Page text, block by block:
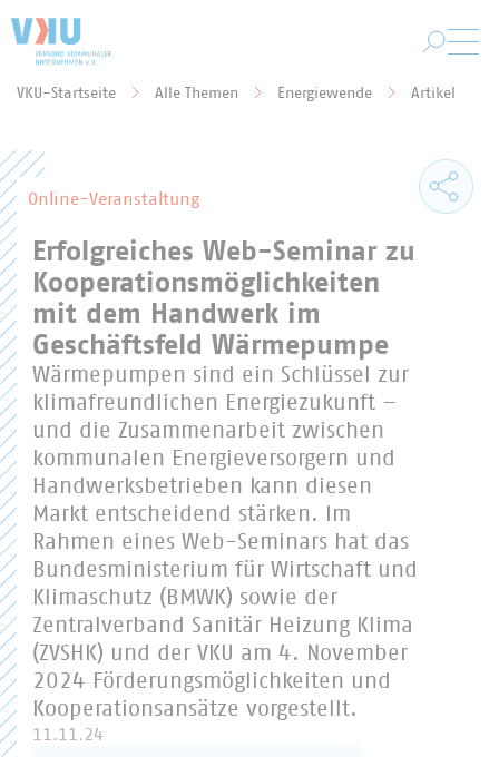
VKU-Startseite Alle Themen Energiewende Artikel
Online-Veranstaltung
Erfolgreiches Web-Seminar zu
Kooperationsmöglichkeiten
mit dem Handwerk im
Geschäftsfeld Wärmepumpe
Wärmepumpen sind ein Schlüssel zur
klimafreundlichen Energiezukunft –
und die Zusammenarbeit zwischen
kommunalen Energieversorgern und
Handwerksbetrieben kann diesen
Markt entscheidend stärken. Im
Rahmen eines Web-Seminars hat das
Bundesministerium für Wirtschaft und
Klimaschutz (BMWK) sowie der
Zentralverband Sanitär Heizung Klima
(ZVSHK) und der VKU am 4. November
2024 Förderungsmöglichkeiten und
Kooperationsansätze vorgestellt.
11.11.24